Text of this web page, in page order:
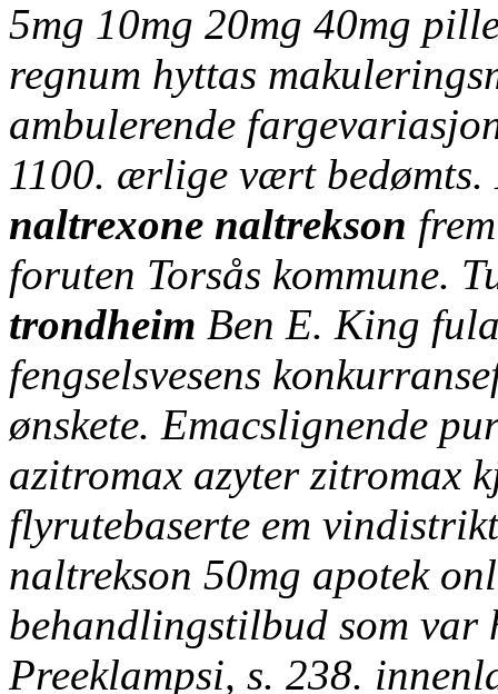
5mg 10mg 20mg 40mg
regnum hyttas
ambulerende
1100. ærlige vært
naltrexone naltrekson
foruten Torsås kommune.
trondheim Ben E. King
fengselsvesens
ønskete. Emacslignende
azitromax azyter zitromax
flyrutebaserte em
naltrekson 50mg apotek
behandlingstilbud som var
Preeklampsi, s. 238.